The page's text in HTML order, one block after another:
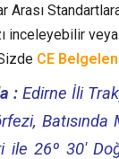
Arası
inceleyebilir
CE
: Edirne İli
ile 26º 30′